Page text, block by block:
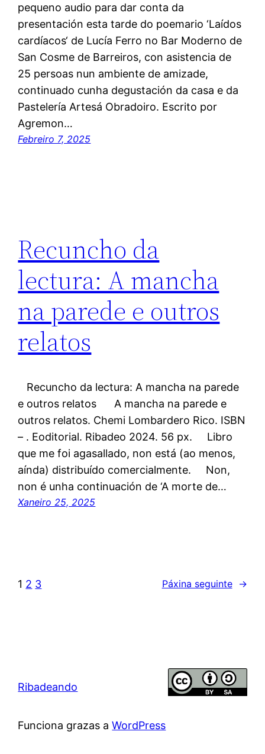
pequeno audio para dar conta da
presentación esta tarde do poemario ‘Laídos
cardíacos‘ de Lucía Ferro no Bar Moderno de
San Cosme de Barreiros, con asistencia de
25 persoas nun ambiente de amizade,
continuado cunha degustación da casa e da
Pastelería Artesá Obradoiro. Escrito por
Agremon…
Febreiro 7, 2025
Recuncho da
lectura: A mancha
na parede e outros
relatos
Recuncho da lectura: A mancha na parede
e outros relatos A mancha na parede e
outros relatos. Chemi Lombardero Rico. ISBN
– . Eoditorial. Ribadeo 2024. 56 px. Libro
que me foi agasallado, non está (ao menos,
aínda) distribuído comercialmente. Non,
non é unha continuación de ‘A morte de…
Xaneiro 25, 2025
1 2 3 Páxina seguinte →
Ribadeando
Funciona grazas aWordPress